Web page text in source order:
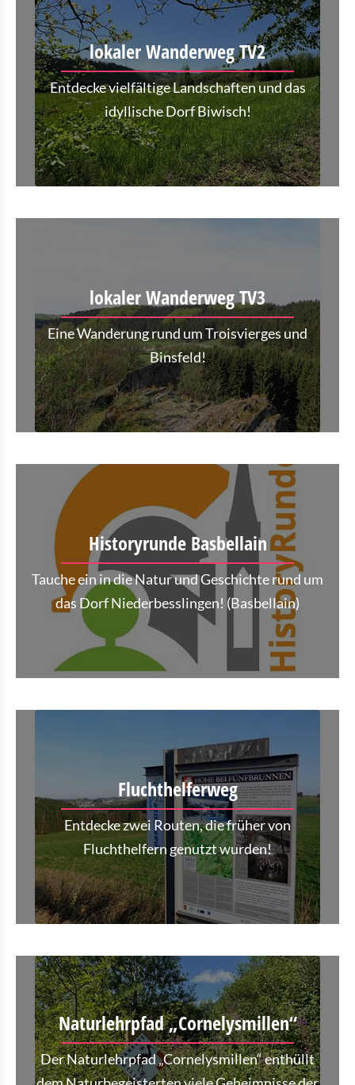
lokaler Wanderweg TV2
Entdecke vielfältige Landschaften und das
idyllische Dorf Biwisch!
lokaler Wanderweg TV3
Eine Wanderung rund um Troisvierges und
Binsfeld!
Historyrunde Basbellain
Tauche ein in die Natur und Geschichte rund um
das Dorf Niederbesslingen! (Basbellain)
Fluchthelferweg
Entdecke zwei Routen, die früher von
Fluchthelfern genutzt wurden!
Naturlehrpfad „Cornelysmillen“
Der Naturlehrpfad „Cornelysmillen“ enthüllt